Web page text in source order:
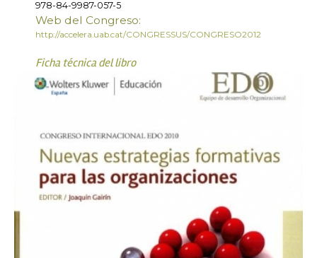
978-84-9987-057-5
Web del Congreso:
http://accelera.uab.cat/CONGRESSUS/CONGRESO2012
Ficha técnica del libro